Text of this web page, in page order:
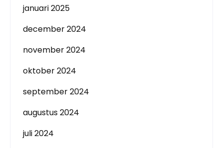
januari 2025
december 2024
november 2024
oktober 2024
september 2024
augustus 2024
juli 2024